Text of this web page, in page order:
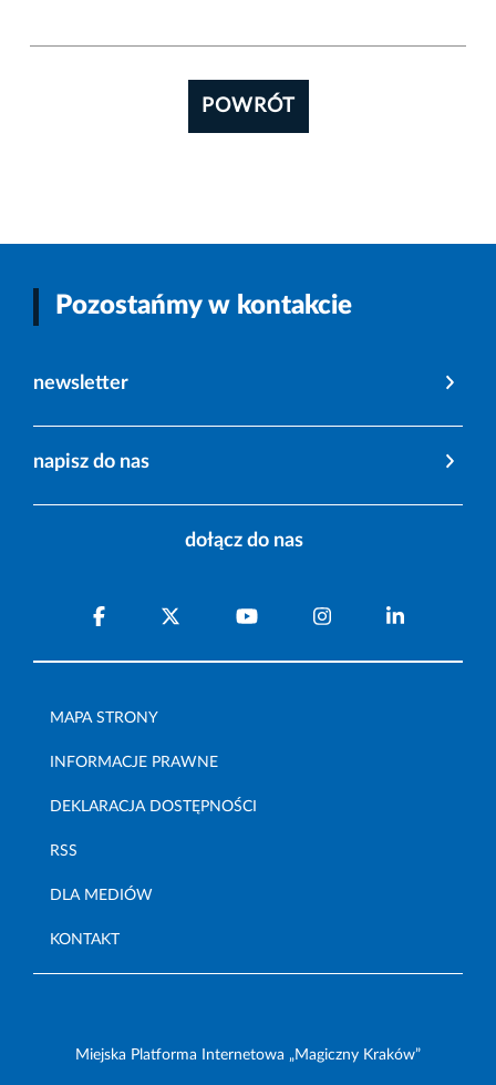
POWRÓT
Pozostańmy w kontakcie
newsletter
napisz do nas
dołącz do nas
MAPA STRONY
INFORMACJE PRAWNE
DEKLARACJA DOSTĘPNOŚCI
RSS
DLA MEDIÓW
KONTAKT
Miejska Platforma Internetowa „Magiczny Kraków”